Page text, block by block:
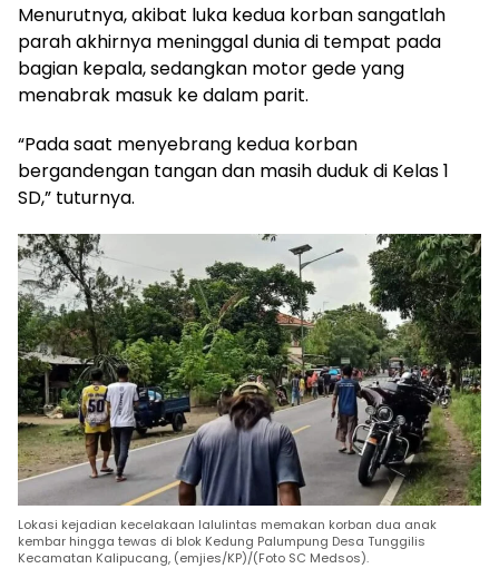
Menurutnya, akibat luka kedua korban sangatlah
parah akhirnya meninggal dunia di tempat pada
bagian kepala, sedangkan motor gede yang
menabrak masuk ke dalam parit.
“Pada saat menyebrang kedua korban
bergandengan tangan dan masih duduk di Kelas 1
SD,” tuturnya.
Lokasi kejadian kecelakaan lalulintas memakan korban dua anak
kembar hingga tewas di blok Kedung Palumpung Desa Tunggilis
Kecamatan Kalipucang, (emjies/KP)/(Foto SC Medsos).